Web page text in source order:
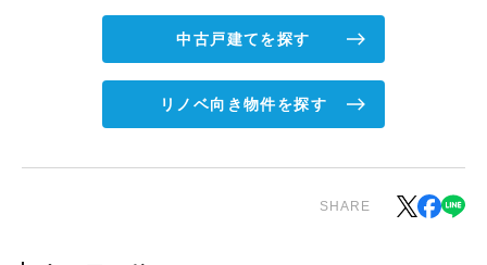
中古戸建てを探す
リノベ向き物件を探す
SHARE